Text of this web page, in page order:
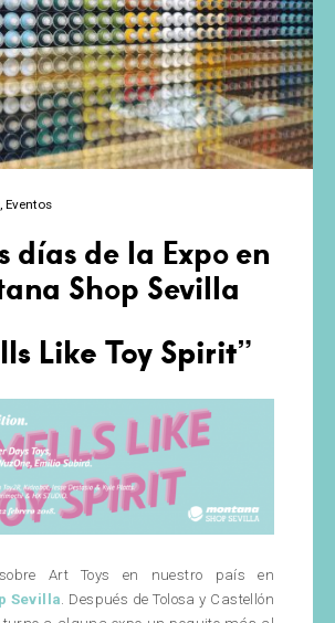
Eventos
días de la Expo en
Shop Sevilla
Like Toy Spirit”
Art Toys en nuestro país en
Sevilla. Después de Tolosa y Castellón